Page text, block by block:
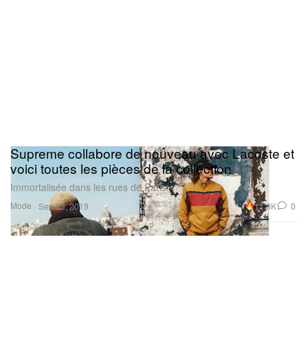
Mode
Supreme collabore de nouveau avec Lacoste et
voici toutes les pièces de la collection
Immortalisée dans les rues de Paris.
Sep 23, 2019 11.8K 0